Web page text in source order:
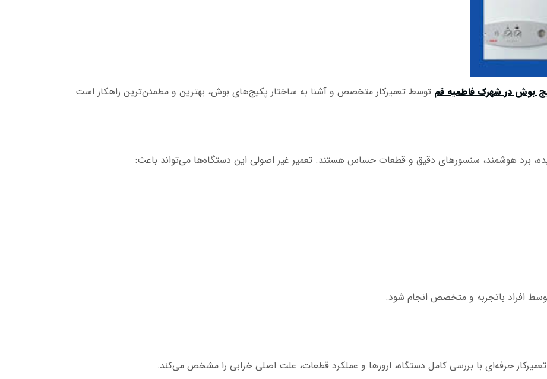
بوش در شهرک فاطمیه قم توسط تعمیرکار متخصص و آشنا به ساختار پکیج‌های بوش، بهترین و مطمئن‌ترین راهکار است.
برد هوشمند، سنسورهای دقیق و قطعات حساس هستند. تعمیر غیر اصولی این دستگاه‌ها می‌تواند باعث:
افراد باتجربه و متخصص انجام شود.
حرفه‌ای با بررسی کامل دستگاه، ارورها و عملکرد قطعات، علت اصلی خرابی را مشخص می‌کند.